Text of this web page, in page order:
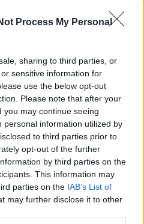
Process My Personal
sharing to third parties, or
sensitive information for
use the below opt-out
Please note that after your
may continue seeing
personal information utilized by
to third parties prior to
opt-out of the further
by third parties on the
This information may
parties on the IAB’s List of
may further disclose it to other
di calcio in programma alle
e Lucchese, nella fascia
della partita fino alle 4 ore
ai titolari degli esercizi di
(esercizi in sede fissa, esercizi
pubblici di somministrazione
artigianali, distributori automatici) i
di 500 metri dallo stadio, è vietata
e la vendita per asporto di
ai 5 gradi e di alimenti in
stesso arco temporale, di usare e